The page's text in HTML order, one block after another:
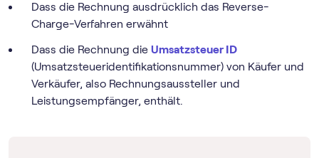
Dass die Rechnung ausdrücklich das Reverse-
Charge-Verfahren erwähnt
Dass die Rechnung die Umsatzsteuer ID
(Umsatzsteueridentifikationsnummer) von Käufer und
Verkäufer, also Rechnungsaussteller und
Leistungsempfänger, enthält.